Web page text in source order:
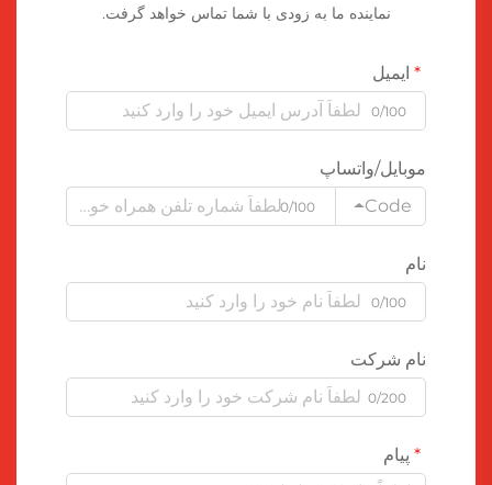
نماینده ما به زودی با شما تماس خواهد گرفت.
ایمیل
0/100
موبایل/واتساپ
Code
0/100
نام
0/100
نام شرکت
0/200
پیام